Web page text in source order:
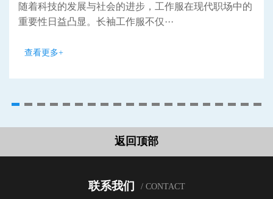
随着科技的发展与社会的进步，工作服在现代职场中的
重要性日益凸显。长袖工作服不仅···
查看更多+
返回顶部
联系我们 / CONTACT